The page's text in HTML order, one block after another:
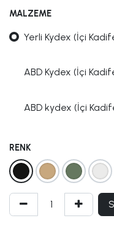
MALZEME
Yerli Kydex (İçi
ABD Kydex (İçi
ABD kydex (İçi
RENK